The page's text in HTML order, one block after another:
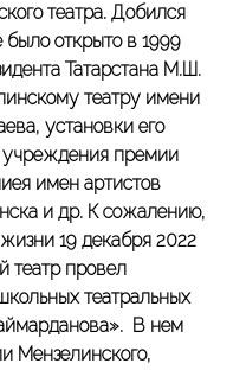
театра. Добился
было открыто в 1999
Татарстана М.Ш.
театру имени
установки его
учреждения премии
имен артистов
и др. К сожалению,
19 декабря 2022
театр провел
театральных
В нем
Мензелинского,